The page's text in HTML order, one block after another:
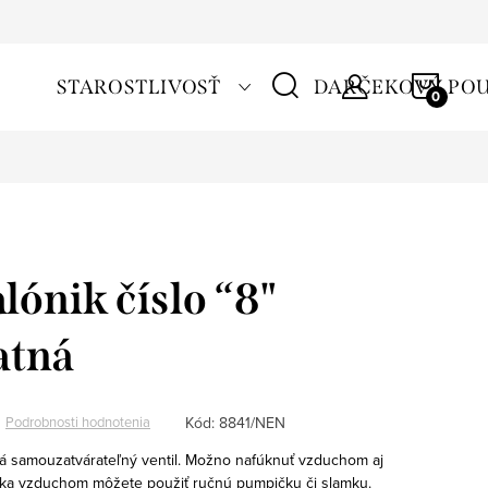
STAROSTLIVOSŤ DARČEKOVÝ
číslo “8"
Podrobnosti hodnotenia Kód: 8841/NEN
samouzatvárateľný ventil. Možno nafúknuť vzduchom aj
vzduchom môžete použiť ručnú pumpičku či slamku.